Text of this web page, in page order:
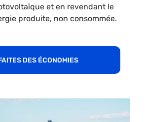
et en revendant le
produite, non consommée.
DES ÉCONOMIES